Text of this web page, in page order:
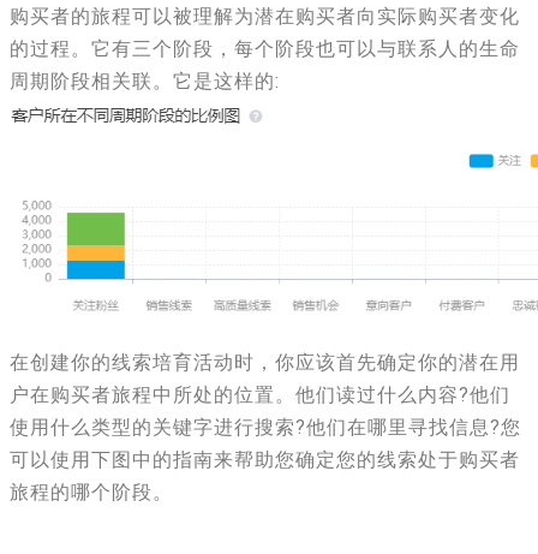
购买者的旅程可以被理解为潜在购买者向实际购买者变化
的过程。它有三个阶段，每个阶段也可以与联系人的生命
周期阶段相关联。它是这样的:
在创建你的线索培育活动时，你应该首先确定你的潜在用
户在购买者旅程中所处的位置。他们读过什么内容?他们
使用什么类型的关键字进行搜索?他们在哪里寻找信息?您
可以使用下图中的指南来帮助您确定您的线索处于购买者
旅程的哪个阶段。